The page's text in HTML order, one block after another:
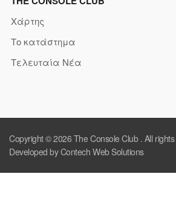
Χάρτης
Το κατάστημα
Τελευταία Νέα
Copyright © 2026 The Console Club. All
Developed by Contech Web Solutions